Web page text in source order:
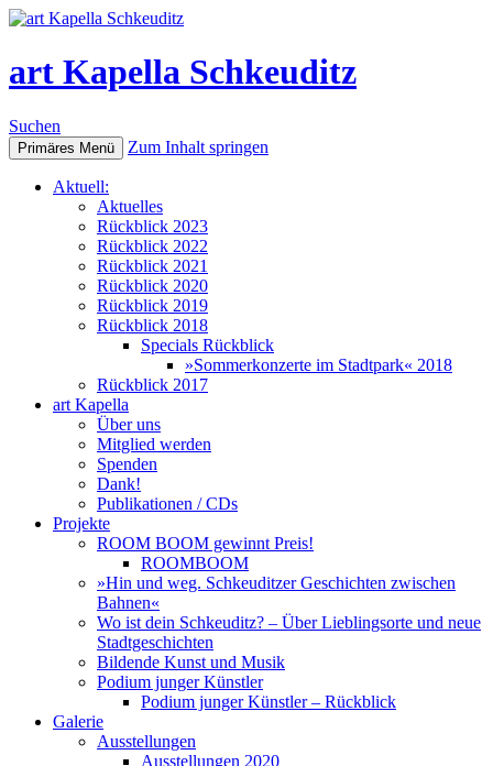
art Kapella Schkeuditz
Suchen
Primäres Menü Zum Inhalt springen
Aktuell:
Aktuelles
Rückblick 2023
Rückblick 2022
Rückblick 2021
Rückblick 2020
Rückblick 2019
Rückblick 2018
Specials Rückblick
»Sommerkonzerte im Stadtpark« 2018
Rückblick 2017
art Kapella
Über uns
Mitglied werden
Spenden
Dank!
Publikationen / CDs
Projekte
ROOM BOOM gewinnt Preis!
ROOMBOOM
»Hin und weg. Schkeuditzer Geschichten zwischen
Bahnen«
Wo ist dein Schkeuditz? – Über Lieblingsorte und neue
Stadtgeschichten
Bildende Kunst und Musik
Podium junger Künstler
Podium junger Künstler – Rückblick
Galerie
Ausstellungen
Ausstellungen 2020